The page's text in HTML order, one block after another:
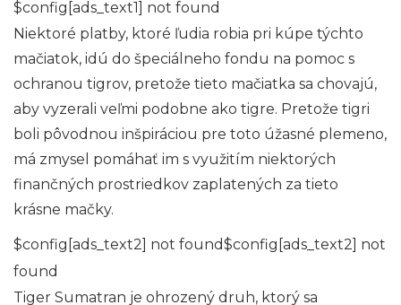
$config[ads_text1] not found
Niektoré platby, ktoré ľudia robia pri kúpe týchto
mačiatok, idú do špeciálneho fondu na pomoc s
ochranou tigrov, pretože tieto mačiatka sa chovajú,
aby vyzerali veľmi podobne ako tigre. Pretože tigri
boli pôvodnou inšpiráciou pre toto úžasné plemeno,
má zmysel pomáhať im s využitím niektorých
finančných prostriedkov zaplatených za tieto
krásne mačky.
$config[ads_text2] not found$config[ads_text2] not
found
Tiger Sumatran je ohrozený druh, ktorý sa